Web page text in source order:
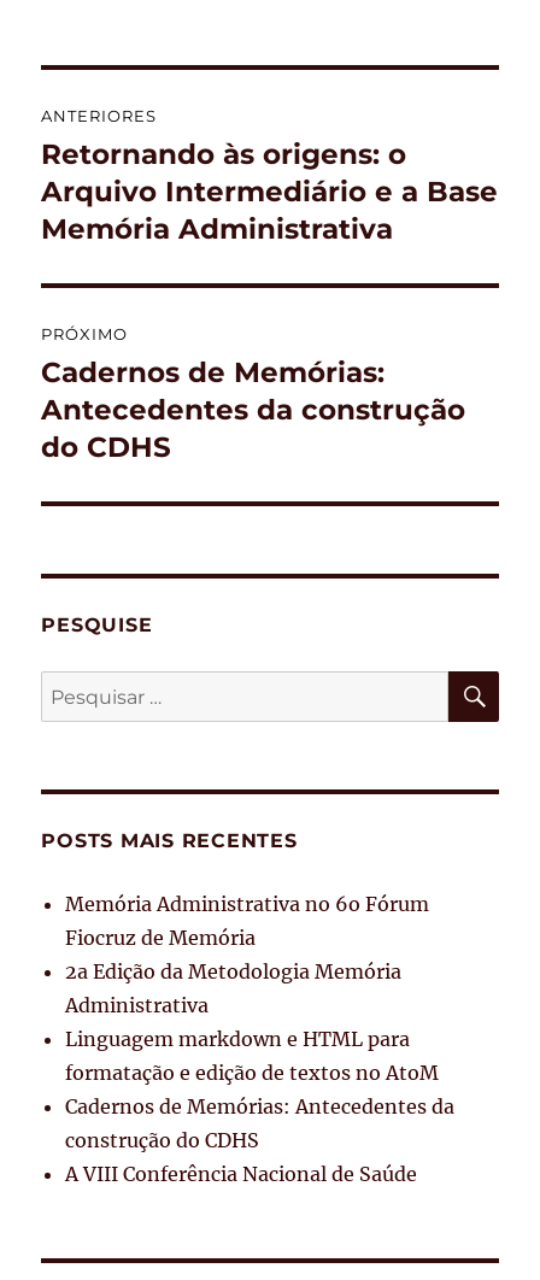
de
Post
ANTERIORES
Post
anterior:
Retornando às origens: o
Arquivo Intermediário e a Base
Memória Administrativa
PRÓXIMO
Próximo
post:
Cadernos de Memórias:
Antecedentes da construção
do CDHS
PESQUISE
Pesquisar
por:
POSTS MAIS RECENTES
Memória Administrativa no 6o Fórum
Fiocruz de Memória
2a Edição da Metodologia Memória
Administrativa
Linguagem markdown e HTML para
formatação e edição de textos no AtoM
Cadernos de Memórias: Antecedentes da
construção do CDHS
A VIII Conferência Nacional de Saúde